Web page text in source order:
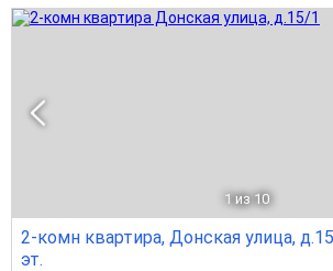
1 из 10
2-комн квартира, Донская улица,
эт.